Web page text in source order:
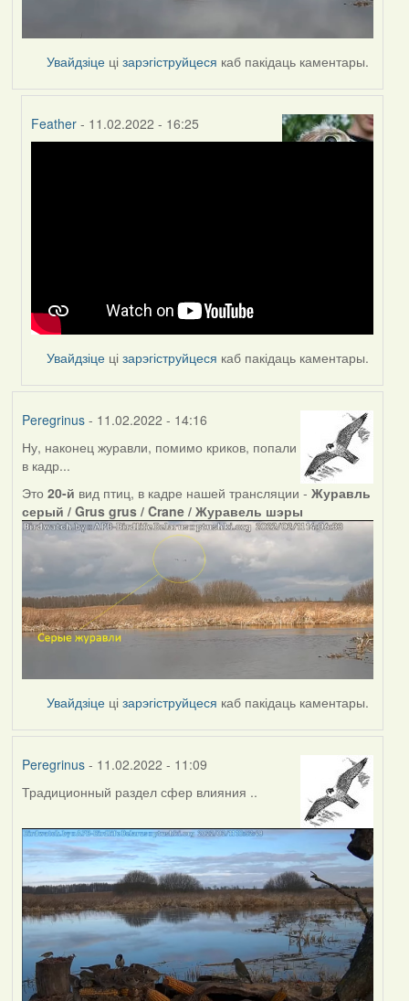
Увайдзіце цізарэгіструйцеся каб пакідаць каментары.
Feather - 11.02.2022 - 16:25
Увайдзіце цізарэгіструйцеся каб пакідаць каментары.
Peregrinus- 11.02.2022 - 14:16
Ну, наконец журавли, помимо криков, попали
в кадр...
Это 20-й вид птиц, в кадре нашей трансляции - Журавль
серый / Grus grus / Crane / Журавель шэры
Увайдзіце цізарэгіструйцеся каб пакідаць каментары.
Peregrinus- 11.02.2022 - 11:09
Традиционный раздел сфер влияния ..